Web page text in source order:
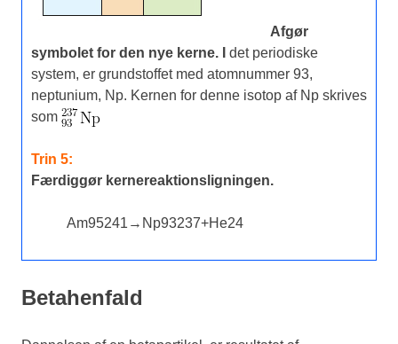
Afgør
symbolet for den nye kerne. I det periodiske
system, er grundstoffet med atomnummer 93,
neptunium, Np. Kernen for denne isotop af Np skrives
som
Trin 5:
Færdiggør kernereaktionsligningen.
Am95241 → Np93237+He24
Betahenfald